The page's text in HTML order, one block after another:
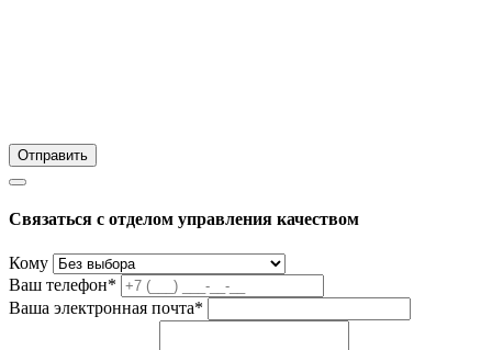
Связаться с отделом управления качеством
Кому
Ваш телефон*
Ваша электронная почта*